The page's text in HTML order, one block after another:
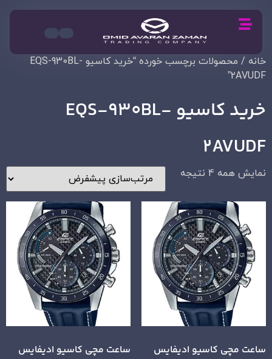
خانه
/ محصولات برچسب خورده “خرید کاسیو EQS-930BL-
2AVUDF”
خرید کاسیو EQS-930BL-
2AVUDF
نمایش همه 4 نتیجه
ساعت مچی کاسیو ادیفایس
ساعت مچی کاسیو ادیفایس